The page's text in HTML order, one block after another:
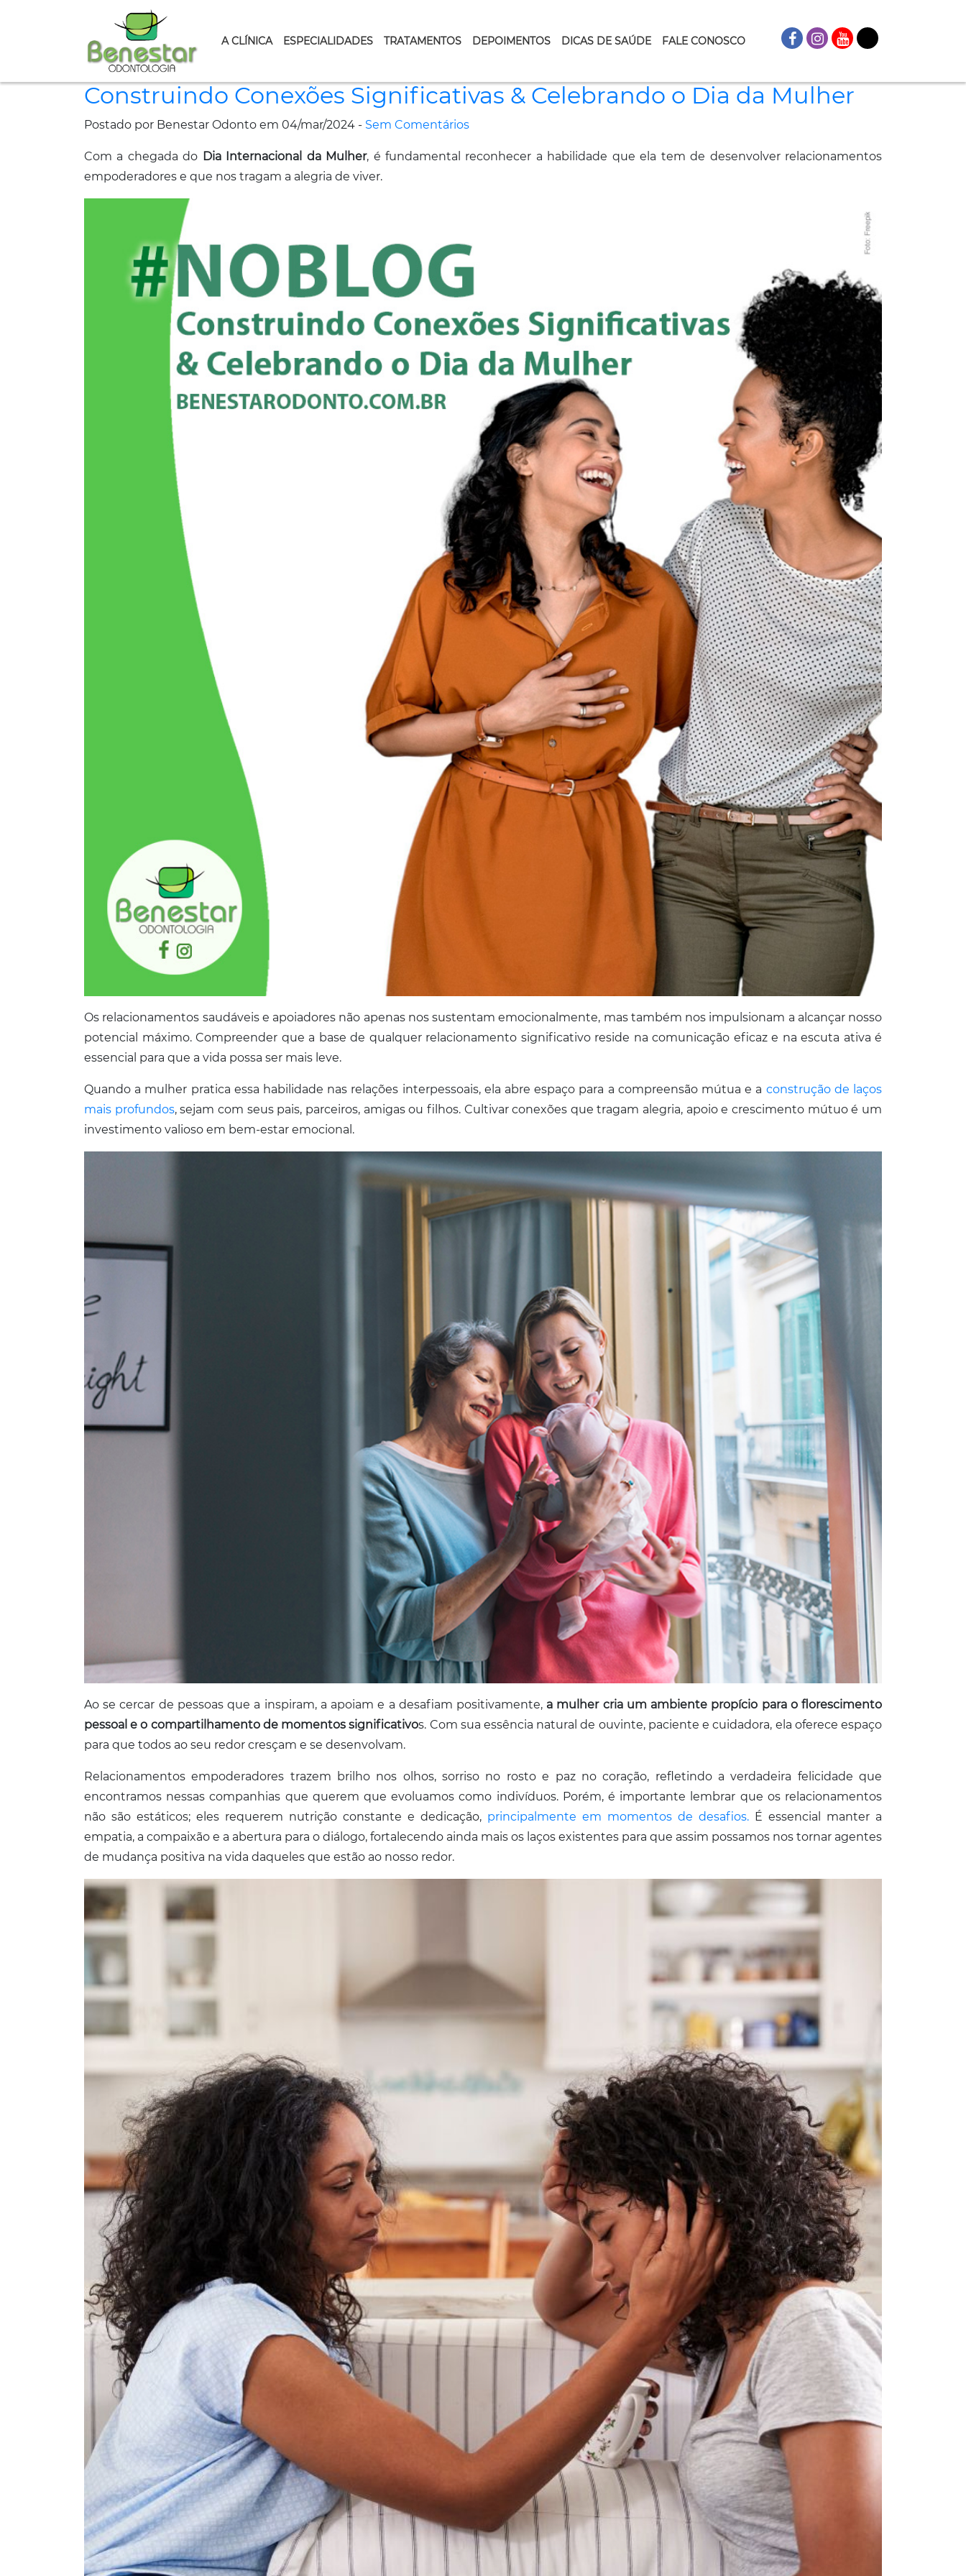
A CLÍNICA ESPECIALIDADES TRATAMENTOS DEPOIMENTOS DICAS DE SAÚDE FALE CONOSCO
Construindo Conexões Significativas & Celebrando o Dia da Mulher
Postado por Benestar Odonto em 04/mar/2024 - Sem Comentários
Com a chegada do Dia Internacional da Mulher, é fundamental reconhecer a habilidade que ela tem de desenvolver relacionamentos
empoderadores e que nos tragam a alegria de viver.
Os relacionamentos saudáveis e apoiadores não apenas nos sustentam emocionalmente, mas também nos impulsionam a alcançar nosso
potencial máximo. Compreender que a base de qualquer relacionamento significativo reside na comunicação eficaz e na escuta ativa é
essencial para que a vida possa ser mais leve.
Quando a mulher pratica essa habilidade nas relações interpessoais, ela abre espaço para a compreensão mútua e a construção de laços
mais profundos, sejam com seus pais, parceiros, amigas ou filhos. Cultivar conexões que tragam alegria, apoio e crescimento mútuo é um
investimento valioso em bem-estar emocional.
Ao se cercar de pessoas que a inspiram, a apoiam e a desafiam positivamente, a mulher cria um ambiente propício para o florescimento
pessoal e o compartilhamento de momentos significativos. Com sua essência natural de ouvinte, paciente e cuidadora, ela oferece espaço
para que todos ao seu redor cresçam e se desenvolvam.
Relacionamentos empoderadores trazem brilho nos olhos, sorriso no rosto e paz no coração, refletindo a verdadeira felicidade que
encontramos nessas companhias que querem que evoluamos como indivíduos. Porém, é importante lembrar que os relacionamentos
não são estáticos; eles requerem nutrição constante e dedicação, principalmente em momentos de desafios. É essencial manter a
empatia, a compaixão e a abertura para o diálogo, fortalecendo ainda mais os laços existentes para que assim possamos nos tornar agentes
de mudança positiva na vida daqueles que estão ao nosso redor.